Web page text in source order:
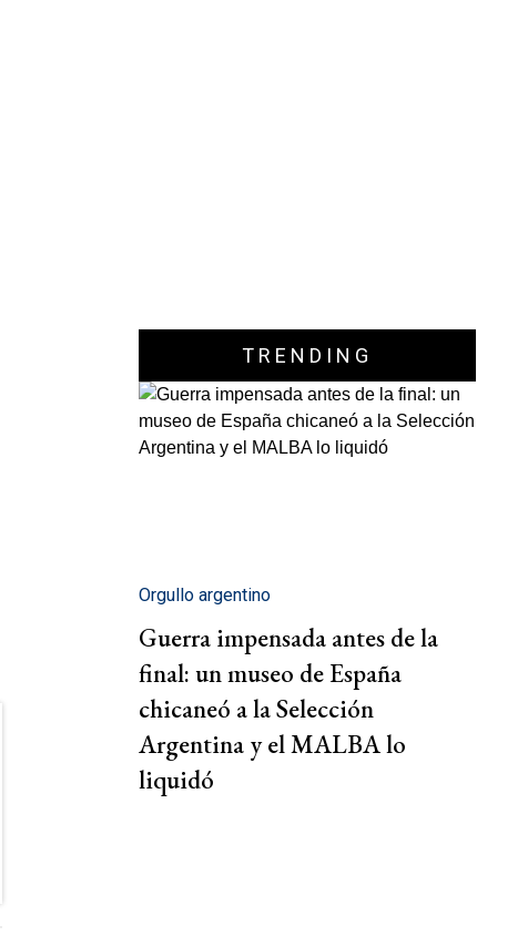
TRENDING
Orgullo argentino
Guerra impensada antes de la
final: un museo de España
chicaneó a la Selección
Argentina y el MALBA lo
liquidó